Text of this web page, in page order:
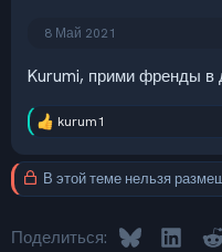
8 Май 2021
Kurumi, прими френды в
Р
а
к
ц
и
kurum1
В этой теме нельзя
Поделиться: Bluesky